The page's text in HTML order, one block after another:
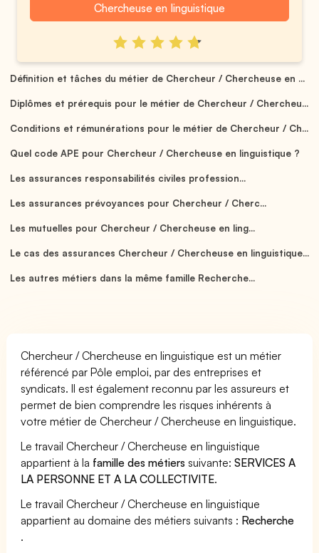
Chercheuse en linguistique
Définition et tâches du métier de Chercheur / Chercheuse en ...
Diplômes et prérequis pour le métier de Chercheur / Chercheu...
Conditions et rémunérations pour le métier de Chercheur / Ch...
Quel code APE pour Chercheur / Chercheuse en linguistique ?
Les assurances responsabilités civiles profession...
Les assurances prévoyances pour Chercheur / Cherc...
Les mutuelles pour Chercheur / Chercheuse en ling...
Le cas des assurances Chercheur / Chercheuse en linguistique...
Les autres métiers dans la même famille Recherche...
Chercheur / Chercheuse en linguistique est un métier
référencé par Pôle emploi, par des entreprises et
syndicats. Il est également reconnu par les assureurs et
permet de bien comprendre les risques inhérents à
votre métier de Chercheur / Chercheuse en linguistique.
Le travail Chercheur / Chercheuse en linguistique
appartient à la famille des métiers suivante:SERVICES A
LA PERSONNE ET A LA COLLECTIVITE.
Le travail Chercheur / Chercheuse en linguistique
appartient au domaine des métiers suivants : Recherche
.